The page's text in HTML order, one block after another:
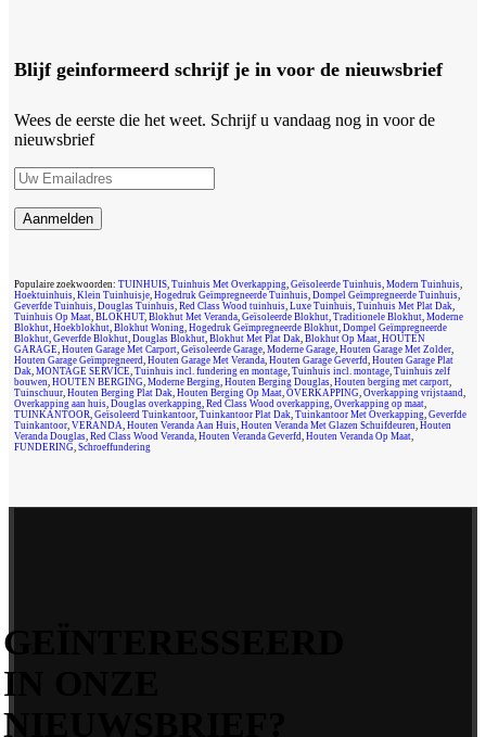
Blijf geinformeerd schrijf je in voor de nieuwsbrief
Wees de eerste die het weet. Schrijf u vandaag nog in voor de
nieuwsbrief
Populaire zoekwoorden: TUINHUIS, Tuinhuis Met Overkapping, Geïsoleerde Tuinhuis, Modern Tuinhuis,
Hoektuinhuis, Klein Tuinhuisje, Hogedruk Geïmpregneerde Tuinhuis, Dompel Geïmpregneerde Tuinhuis,
Geverfde Tuinhuis, Douglas Tuinhuis, Red Class Wood tuinhuis, Luxe Tuinhuis, Tuinhuis Met Plat Dak,
Tuinhuis Op Maat, BLOKHUT, Blokhut Met Veranda, Geïsoleerde Blokhut, Traditionele Blokhut, Moderne
Blokhut, Hoekblokhut, Blokhut Woning, Hogedruk Geïmpregneerde Blokhut, Dompel Geïmpregneerde
Blokhut, Geverfde Blokhut, Douglas Blokhut, Blokhut Met Plat Dak, Blokhut Op Maat, HOUTEN
GARAGE, Houten Garage Met Carport, Geïsoleerde Garage, Moderne Garage, Houten Garage Met Zolder,
Houten Garage Geïmpregneerd, Houten Garage Met Veranda, Houten Garage Geverfd, Houten Garage Plat
Dak, MONTAGE SERVICE, Tuinhuis incl. fundering en montage, Tuinhuis incl. montage, Tuinhuis zelf
bouwen, HOUTEN BERGING, Moderne Berging, Houten Berging Douglas, Houten berging met carport,
Tuinschuur, Houten Berging Plat Dak, Houten Berging Op Maat, OVERKAPPING, Overkapping vrijstaand,
Overkapping aan huis, Douglas overkapping, Red Class Wood overkapping, Overkapping op maat,
TUINKANTOOR, Geïsoleerd Tuinkantoor, Tuinkantoor Plat Dak, Tuinkantoor Met Overkapping, Geverfde
Tuinkantoor, VERANDA, Houten Veranda Aan Huis, Houten Veranda Met Glazen Schuifdeuren, Houten
Veranda Douglas, Red Class Wood Veranda, Houten Veranda Geverfd, Houten Veranda Op Maat,
FUNDERING, Schroeffundering
GEÏNTERESSEERD
IN ONZE
NIEUWSBRIEF?